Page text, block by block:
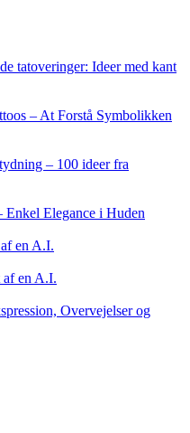
tatoveringer: Ideer med kant
– At Forstå Symbolikken
– 100 ideer fra
Elegance i Huden
en A.I.
af en A.I.
Overvejelser og